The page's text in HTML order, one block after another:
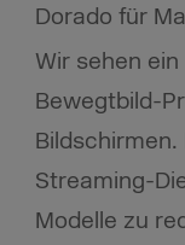
Dorado für
Wir sehen
Bewegtbild-
Bildschirmen.
Streaming-
Modelle zu